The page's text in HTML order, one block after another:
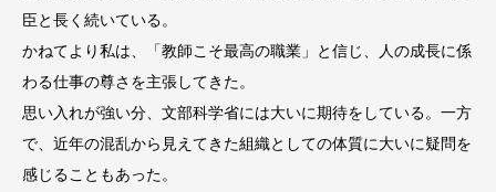
臣と長く続いている。
かねてより私は、「教師こそ最高の職業」と信じ、人の成長に係
わる仕事の尊さを主張してきた。
思い入れが強い分、文部科学省には大いに期待をしている。一方
で、近年の混乱から見えてきた組織としての体質に大いに疑問を
感じることもあった。